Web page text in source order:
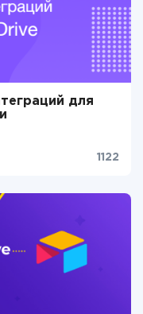
для
1122